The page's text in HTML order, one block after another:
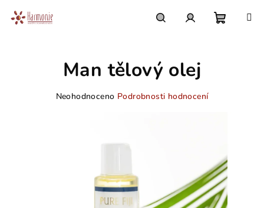
obsah
Man tělový olej
Průměrné
hvězdiček.
Neohodnoceno Podrobnosti hodnocení